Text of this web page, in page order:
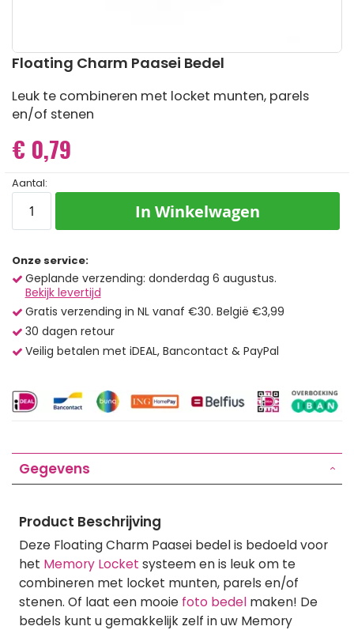
Ga
het
begin
van
afbeeldingen-
gallerij
Floating Charm Paasei Bedel
Leuk te combineren met locket munten, parels
en/of stenen
€ 0,79
Aantal:
In Winkelwagen
Onze service:
Geplande verzending: donderdag 6 augustus.
Bekijk levertijd
Gratis verzending in NL vanaf €30. België €3,99
30 dagen retour
Veilig betalen met iDEAL, Bancontact & PayPal
Gegevens
Product Beschrijving
Deze Floating Charm Paasei bedel is bedoeld voor
het Memory Locket systeem en is leuk om te
combineren met locket munten, parels en/of
stenen. Of laat een mooie foto bedel maken! De
bedels kunt u gemakkelijk zelf in uw Memory